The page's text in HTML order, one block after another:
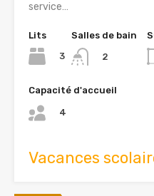
service…
Lits
3
Salles de bain
2
Capacité d'accueil
4
Vacances